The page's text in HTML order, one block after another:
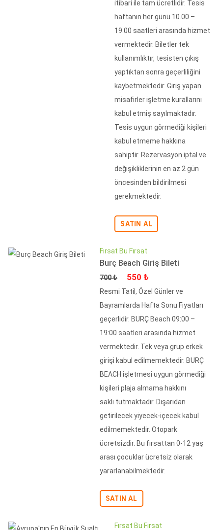
itibari ile tam ücretlidir. Tesis
haftanın her günü 10.00 –
19.00 saatleri arasında hizmet
vermektedir. Biletler tek
kullanımlıktır, tesisten çıkış
yaptıktan sonra geçerliliğini
kaybetmektedir. Giriş yapan
misafirler işletme kurallarını
kabul etmiş sayılmaktadır.
Tesis uygun görmediği kişileri
kabul etmeme hakkına
sahiptir. Rezervasyon iptal ve
değişikliklerinin en az 2 gün
öncesinden bildirilmesi
gerekmektedir.
SATIN AL
Fırsat Bu Fırsat
Burç Beach Giriş Bileti
Fiyat
700 ₺ İndirimli Fiyat
550 ₺
Resmi Tatil, Özel Günler ve
Bayramlarda Hafta Sonu Fiyatları
geçerlidir. BURÇ Beach 09:00 –
19:00 saatleri arasında hizmet
vermektedir. Tek veya grup erkek
girişi kabul edilmemektedir. BURÇ
BEACH işletmesi uygun görmediği
kişileri plaja almama hakkını
saklı tutmaktadır. Dışarıdan
getirilecek yiyecek-içecek kabul
edilmemektedir. Otopark
ücretsizdir. Bu fırsattan 0-12 yaş
arası çocuklar ücretsiz olarak
yararlanabilmektedir.
SATIN AL
Fırsat Bu Fırsat